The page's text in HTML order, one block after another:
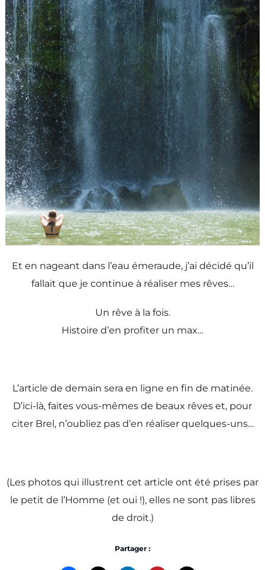
Et en nageant dans l’eau émeraude, j’ai décidé qu’il
fallait que je continue à réaliser mes rêves…
Un rêve à la fois.
Histoire d’en profiter un max…
L’article de demain sera en ligne en fin de matinée.
D’ici-là, faites vous-mêmes de beaux rêves et, pour
citer Brel, n’oubliez pas d’en réaliser quelques-uns…
(Les photos qui illustrent cet article ont été prises par
le petit de l’Homme (et oui !), elles ne sont pas libres
de droit.)
Partager :